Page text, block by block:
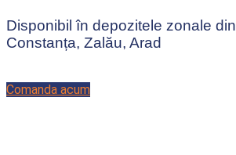
Disponibil în depozitele zonale
Constanța, Zalău, Arad
Comanda acum